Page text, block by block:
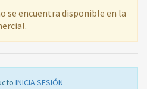
se encuentra disponible en la
INICIA SESIÓN